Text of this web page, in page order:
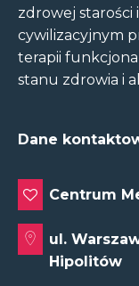
zdrowej starości
cywilizacyjnym
terapii
stanu zdrowia i
Dane
Centrum
ul.
Hipolitów